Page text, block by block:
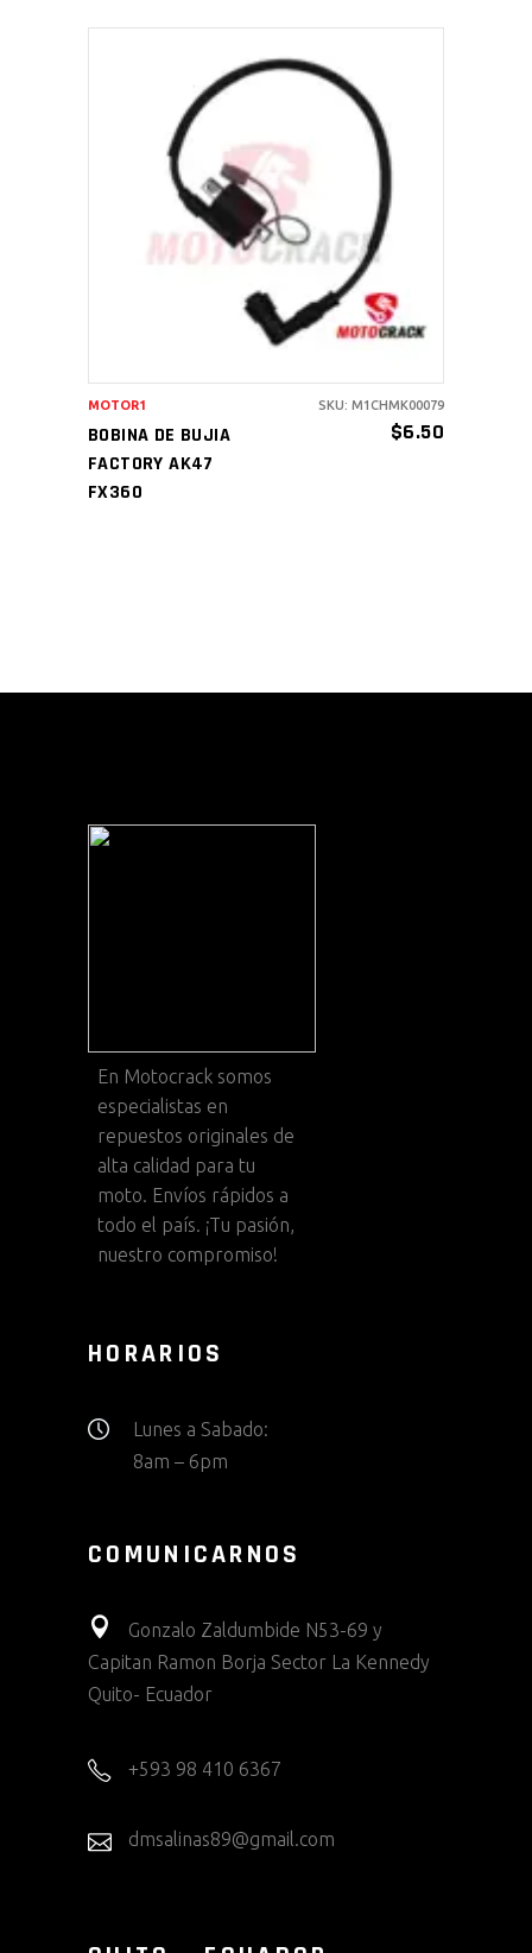
AÑADIR AL CARRITO
BOBINA DE BUJIA
FACTORY AK47
FX360
$6.50
MOTOR1 SKU: M1CHMK00079
En Motocrack somos
especialistas en
repuestos originales de
alta calidad para tu
moto. Envíos rápidos a
todo el país. ¡Tu pasión,
nuestro compromiso!
HORARIOS
Lunes a Sabado:
8am – 6pm
COMUNICARNOS
Gonzalo Zaldumbide N53-69 y
Capitan Ramon Borja Sector La Kennedy
Quito- Ecuador
+593 98 410 6367
dmsalinas89@gmail.com